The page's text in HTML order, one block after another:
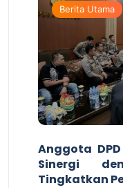
Berita Utama
Anggota
Sinergi
Tingkatkan